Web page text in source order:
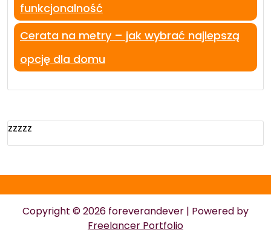
funkcjonalność
Cerata na metry – jak wybrać najlepszą
opcję dla domu
zzzzz
Copyright © 2026 foreverandever | Powered by
Freelancer Portfolio